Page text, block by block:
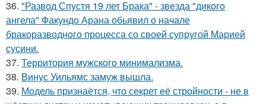
36. "Развод Спустя 19 лет Брака" - звезда "дикого
ангела" Факундо Арана обьявил о начале
бракоразводного процесса со своей супругой Марией
сусини.
37. Территория мужского минимализма.
38. Винус Уильямс замуж вышла.
39. Модель признаётся, что секрет её стройности - не в